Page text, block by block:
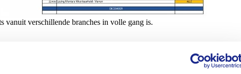
vanuit verschillende branches in volle gang is.